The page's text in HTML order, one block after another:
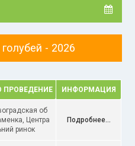
- 2026
ПРОВЕДЕНИЕ ИНФОРМАЦИЯ
об
Центра
ринок
Подробнее...